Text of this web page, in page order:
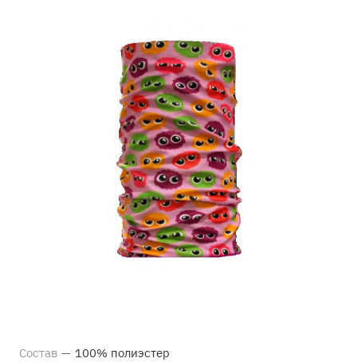
Состав — 100% полиэстер